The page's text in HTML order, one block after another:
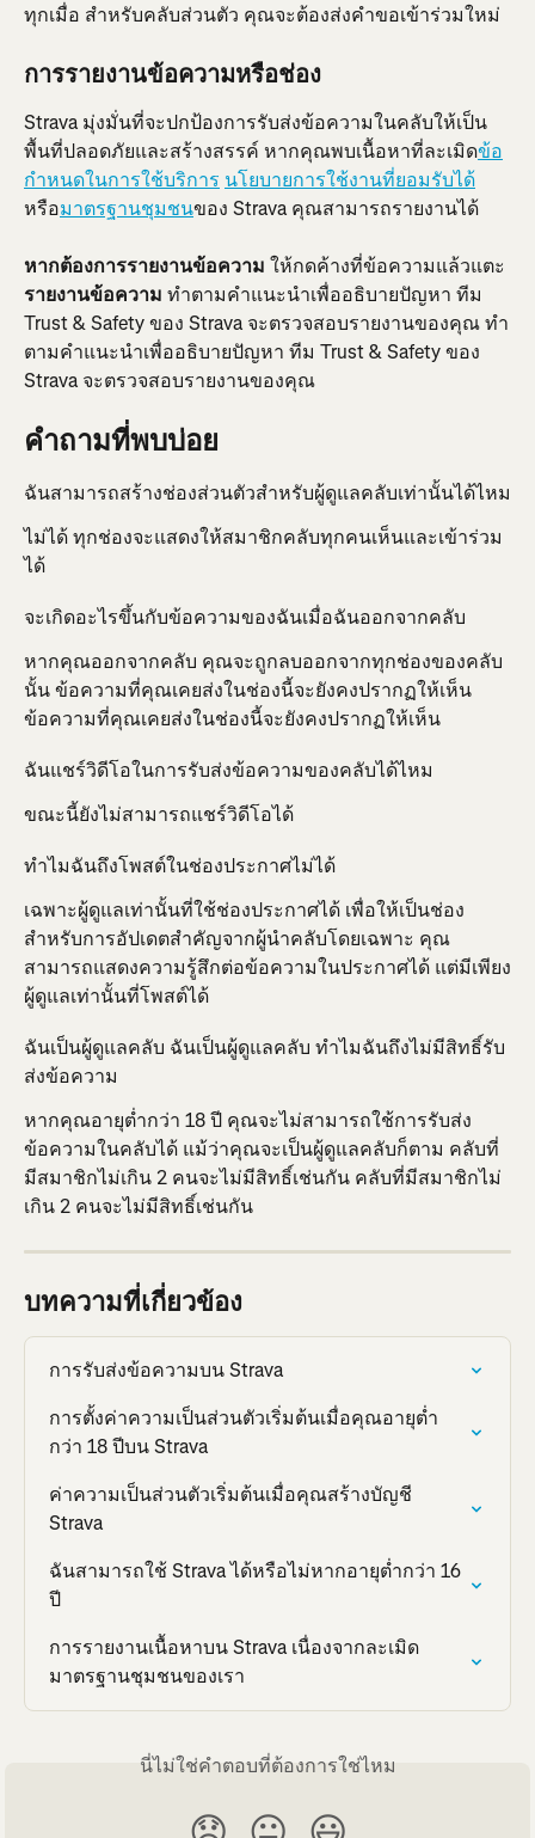
ทุกเมื่อ สำหรับคลับส่วนตัว คุณจะต้องส่งคำขอเข้าร่วมใหม่
การรายงานข้อความหรือช่อง
Strava มุ่งมั่นที่จะปกป้องการรับส่งข้อความในคลับให้เป็น
พื้นที่ปลอดภัยและสร้างสรรค์ หากคุณพบเนื้อหาที่ละเมิดข้อ
กำหนดในการใช้บริการ นโยบายการใช้งานที่ยอมรับได้
หรือมาตรฐานชุมชนของ Strava คุณสามารถรายงานได้
หากต้องการรายงานข้อความ ให้กดค้างที่ข้อความแล้วแตะ
รายงานข้อความ ทำตามคำแนะนำเพื่ออธิบายปัญหา ทีม
Trust & Safety ของ Strava จะตรวจสอบรายงานของคุณ ทำ
ตามคำแนะนำเพื่ออธิบายปัญหา ทีม Trust & Safety ของ
Strava จะตรวจสอบรายงานของคุณ
คำถามที่พบบ่อย
ฉันสามารถสร้างช่องส่วนตัวสำหรับผู้ดูแลคลับเท่านั้นได้ไหม
ไม่ได้ ทุกช่องจะแสดงให้สมาชิกคลับทุกคนเห็นและเข้าร่วม
ได้
จะเกิดอะไรขึ้นกับข้อความของฉันเมื่อฉันออกจากคลับ
หากคุณออกจากคลับ คุณจะถูกลบออกจากทุกช่องของคลับ
นั้น ข้อความที่คุณเคยส่งในช่องนี้จะยังคงปรากฏให้เห็น
ข้อความที่คุณเคยส่งในช่องนี้จะยังคงปรากฏให้เห็น
ฉันแชร์วิดีโอในการรับส่งข้อความของคลับได้ไหม
ขณะนี้ยังไม่สามารถแชร์วิดีโอได้
ทำไมฉันถึงโพสต์ในช่องประกาศไม่ได้
เฉพาะผู้ดูแลเท่านั้นที่ใช้ช่องประกาศได้ เพื่อให้เป็นช่อง
สำหรับการอัปเดตสำคัญจากผู้นำคลับโดยเฉพาะ คุณ
สามารถแสดงความรู้สึกต่อข้อความในประกาศได้ แต่มีเพียง
ผู้ดูแลเท่านั้นที่โพสต์ได้
ฉันเป็นผู้ดูแลคลับ ฉันเป็นผู้ดูแลคลับ ทำไมฉันถึงไม่มีสิทธิ์รับ
ส่งข้อความ
หากคุณอายุต่ำกว่า 18 ปี คุณจะไม่สามารถใช้การรับส่ง
ข้อความในคลับได้ แม้ว่าคุณจะเป็นผู้ดูแลคลับก็ตาม คลับที่
มีสมาชิกไม่เกิน 2 คนจะไม่มีสิทธิ์เช่นกัน คลับที่มีสมาชิกไม่
เกิน 2 คนจะไม่มีสิทธิ์เช่นกัน
บทความที่เกี่ยวข้อง
การรับส่งข้อความบน Strava
การตั้งค่าความเป็นส่วนตัวเริ่มต้นเมื่อคุณอายุต่ำ
กว่า 18 ปีบน Strava
ค่าความเป็นส่วนตัวเริ่มต้นเมื่อคุณสร้างบัญชี
Strava
ฉันสามารถใช้ Strava ได้หรือไม่หากอายุต่ำกว่า 16
ปี
การรายงานเนื้อหาบน Strava เนื่องจากละเมิด
มาตรฐานชุมชนของเรา
นี่ไม่ใช่คำตอบที่ต้องการใช่ไหม